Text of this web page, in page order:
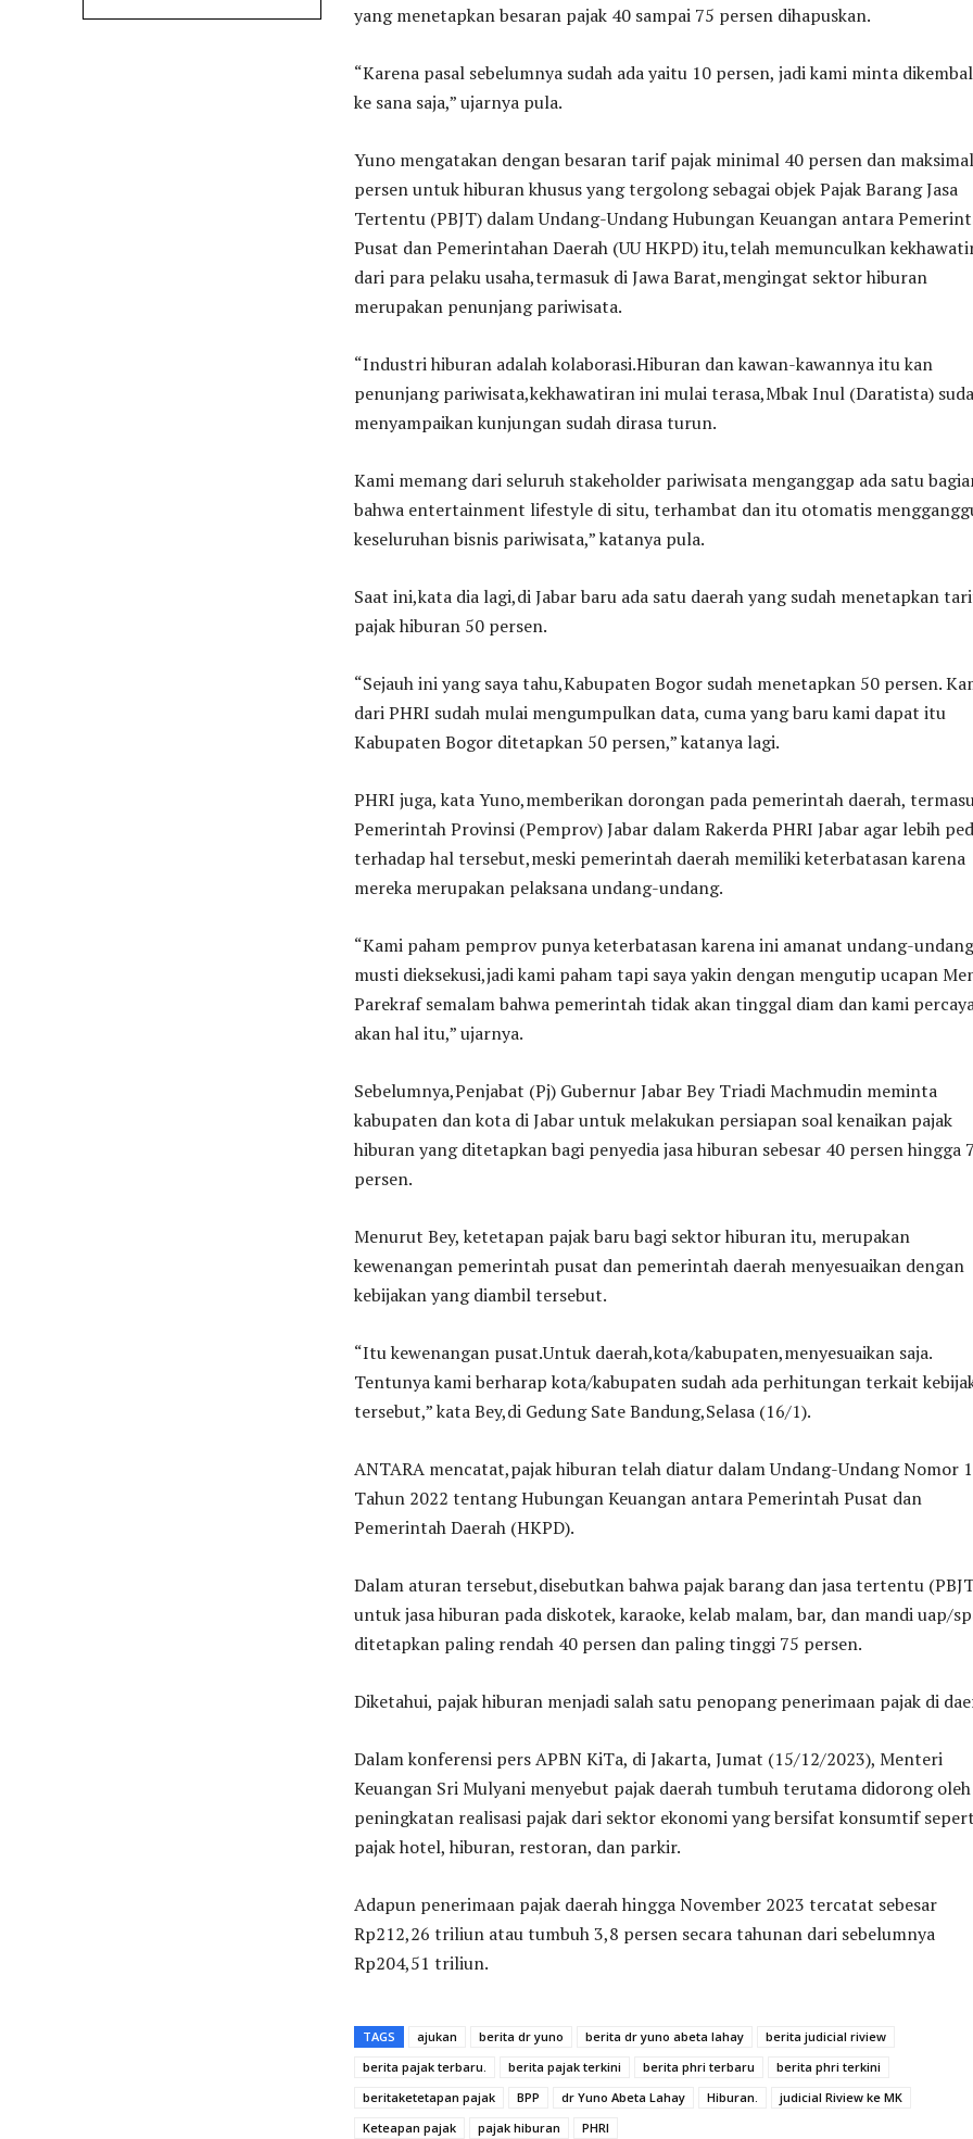
yang menetapkan besaran pajak 40 sampai 75 persen dihapuskan.
“Karena pasal sebelumnya sudah ada yaitu 10 persen, jadi kami minta
ke sana saja,” ujarnya pula.
Yuno mengatakan dengan besaran tarif pajak minimal 40 persen dan
persen untuk hiburan khusus yang tergolong sebagai objek Pajak Barang Jasa
Tertentu (PBJT) dalam Undang-Undang Hubungan Keuangan antara
Pusat dan Pemerintahan Daerah (UU HKPD) itu,telah memunculkan
dari para pelaku usaha,termasuk di Jawa Barat,mengingat sektor hiburan
merupakan penunjang pariwisata.
“Industri hiburan adalah kolaborasi.Hiburan dan kawan-kawannya itu kan
penunjang pariwisata,kekhawatiran ini mulai terasa,Mbak Inul (Daratista)
menyampaikan kunjungan sudah dirasa turun.
Kami memang dari seluruh stakeholder pariwisata menganggap ada satu
bahwa entertainment lifestyle di situ, terhambat dan itu otomatis
keseluruhan bisnis pariwisata,” katanya pula.
Saat ini,kata dia lagi,di Jabar baru ada satu daerah yang sudah menetapkan
pajak hiburan 50 persen.
“Sejauh ini yang saya tahu,Kabupaten Bogor sudah menetapkan 50 persen.
dari PHRI sudah mulai mengumpulkan data, cuma yang baru kami dapat itu
Kabupaten Bogor ditetapkan 50 persen,” katanya lagi.
PHRI juga, kata Yuno,memberikan dorongan pada pemerintah daerah,
Pemerintah Provinsi (Pemprov) Jabar dalam Rakerda PHRI Jabar agar lebih
terhadap hal tersebut,meski pemerintah daerah memiliki keterbatasan karena
mereka merupakan pelaksana undang-undang.
“Kami paham pemprov punya keterbatasan karena ini amanat undang-
musti dieksekusi,jadi kami paham tapi saya yakin dengan mengutip ucapan
Parekraf semalam bahwa pemerintah tidak akan tinggal diam dan kami
akan hal itu,” ujarnya.
Sebelumnya,Penjabat (Pj) Gubernur Jabar Bey Triadi Machmudin meminta
kabupaten dan kota di Jabar untuk melakukan persiapan soal kenaikan pajak
hiburan yang ditetapkan bagi penyedia jasa hiburan sebesar 40 persen hingga
persen.
Menurut Bey, ketetapan pajak baru bagi sektor hiburan itu, merupakan
kewenangan pemerintah pusat dan pemerintah daerah menyesuaikan dengan
kebijakan yang diambil tersebut.
“Itu kewenangan pusat.Untuk daerah,kota/kabupaten,menyesuaikan saja.
Tentunya kami berharap kota/kabupaten sudah ada perhitungan terkait
tersebut,” kata Bey,di Gedung Sate Bandung,Selasa (16/1).
ANTARA mencatat,pajak hiburan telah diatur dalam Undang-Undang Nomor 1
Tahun 2022 tentang Hubungan Keuangan antara Pemerintah Pusat dan
Pemerintah Daerah (HKPD).
Dalam aturan tersebut,disebutkan bahwa pajak barang dan jasa tertentu
untuk jasa hiburan pada diskotek, karaoke, kelab malam, bar, dan mandi uap/
ditetapkan paling rendah 40 persen dan paling tinggi 75 persen.
Diketahui, pajak hiburan menjadi salah satu penopang penerimaan pajak di
Dalam konferensi pers APBN KiTa, di Jakarta, Jumat (15/12/2023), Menteri
Keuangan Sri Mulyani menyebut pajak daerah tumbuh terutama didorong oleh
peningkatan realisasi pajak dari sektor ekonomi yang bersifat konsumtif
pajak hotel, hiburan, restoran, dan parkir.
Adapun penerimaan pajak daerah hingga November 2023 tercatat sebesar
Rp212,26 triliun atau tumbuh 3,8 persen secara tahunan dari sebelumnya
Rp204,51 triliun.
TAGS ajukan berita dr yuno berita dr yuno abeta lahay
berita judicial riview
berita pajak terbaru.
berita pajak terkini berita phri terbaru
berita phri terkini
beritaketetapan pajak
BPP dr Yuno Abeta Lahay Hiburan.
judicial Riview ke MK
Keteapan pajak
pajak hiburan PHRI